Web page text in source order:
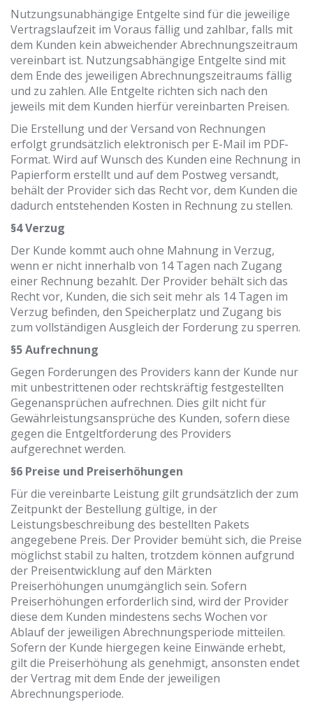
Nutzungsunabhängige Entgelte sind für die jeweilige
Vertragslaufzeit im Voraus fällig und zahlbar, falls mit
dem Kunden kein abweichender Abrechnungszeitraum
vereinbart ist. Nutzungsabhängige Entgelte sind mit
dem Ende des jeweiligen Abrechnungszeitraums fällig
und zu zahlen. Alle Entgelte richten sich nach den
jeweils mit dem Kunden hierfür vereinbarten Preisen.
Die Erstellung und der Versand von Rechnungen
erfolgt grundsätzlich elektronisch per E-Mail im PDF-
Format. Wird auf Wunsch des Kunden eine Rechnung in
Papierform erstellt und auf dem Postweg versandt,
behält der Provider sich das Recht vor, dem Kunden die
dadurch entstehenden Kosten in Rechnung zu stellen.
§4 Verzug
Der Kunde kommt auch ohne Mahnung in Verzug,
wenn er nicht innerhalb von 14 Tagen nach Zugang
einer Rechnung bezahlt. Der Provider behält sich das
Recht vor, Kunden, die sich seit mehr als 14 Tagen im
Verzug befinden, den Speicherplatz und Zugang bis
zum vollständigen Ausgleich der Forderung zu sperren.
§5 Aufrechnung
Gegen Forderungen des Providers kann der Kunde nur
mit unbestrittenen oder rechtskräftig festgestellten
Gegenansprüchen aufrechnen. Dies gilt nicht für
Gewährleistungsansprüche des Kunden, sofern diese
gegen die Entgeltforderung des Providers
aufgerechnet werden.
§6 Preise und Preiserhöhungen
Für die vereinbarte Leistung gilt grundsätzlich der zum
Zeitpunkt der Bestellung gültige, in der
Leistungsbeschreibung des bestellten Pakets
angegebene Preis. Der Provider bemüht sich, die Preise
möglichst stabil zu halten, trotzdem können aufgrund
der Preisentwicklung auf den Märkten
Preiserhöhungen unumgänglich sein. Sofern
Preiserhöhungen erforderlich sind, wird der Provider
diese dem Kunden mindestens sechs Wochen vor
Ablauf der jeweiligen Abrechnungsperiode mitteilen.
Sofern der Kunde hiergegen keine Einwände erhebt,
gilt die Preiserhöhung als genehmigt, ansonsten endet
der Vertrag mit dem Ende der jeweiligen
Abrechnungsperiode.